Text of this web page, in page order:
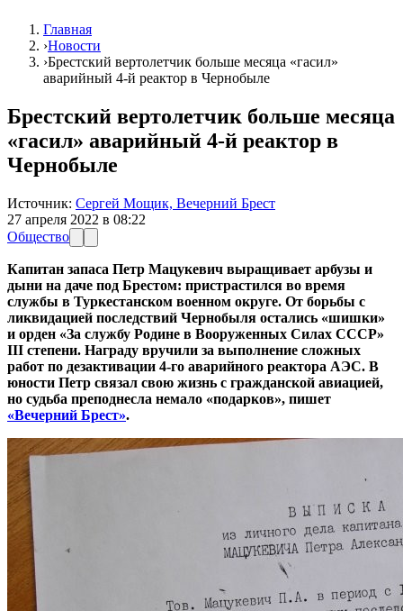
Главная
›Новости
›Брестский вертолетчик больше месяца «гасил»
аварийный 4-й реактор в Чернобыле
Брестский вертолетчик больше месяца
«гасил» аварийный 4-й реактор в
Чернобыле
Источник: Сергей Мощик, Вечерний Брест
27 апреля 2022 в 08:22
Общество
Капитан запаса Петр Мацукевич выращивает арбузы и
дыни на даче под Брестом: пристрастился во время
службы в Туркестанском военном округе. От борьбы с
ликвидацией последствий Чернобыля остались «шишки»
и орден «За службу Родине в Вооруженных Силах СССР»
III степени. Награду вручили за выполнение сложных
работ по дезактивации 4-го аварийного реактора АЭС. В
юности Петр связал свою жизнь с гражданской авиацией,
но судьба преподнесла немало «подарков», пишет
«Вечерний Брест».